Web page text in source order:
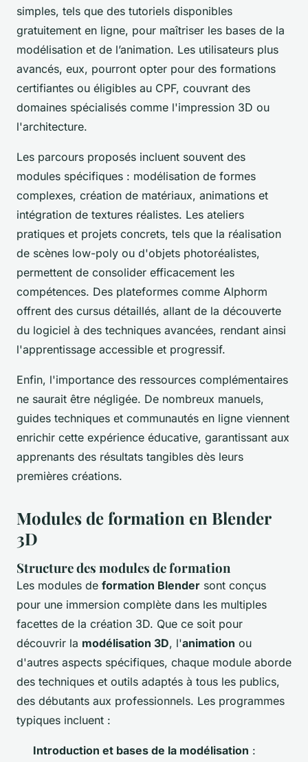
simples, tels que des tutoriels disponibles
gratuitement en ligne, pour maîtriser les bases de la
modélisation et de l’animation. Les utilisateurs plus
avancés, eux, pourront opter pour des formations
certifiantes ou éligibles au CPF, couvrant des
domaines spécialisés comme l'impression 3D ou
l'architecture.
Les parcours proposés incluent souvent des
modules spécifiques : modélisation de formes
complexes, création de matériaux, animations et
intégration de textures réalistes. Les ateliers
pratiques et projets concrets, tels que la réalisation
de scènes low-poly ou d'objets photoréalistes,
permettent de consolider efficacement les
compétences. Des plateformes comme Alphorm
offrent des cursus détaillés, allant de la découverte
du logiciel à des techniques avancées, rendant ainsi
l'apprentissage accessible et progressif.
Enfin, l'importance des ressources complémentaires
ne saurait être négligée. De nombreux manuels,
guides techniques et communautés en ligne viennent
enrichir cette expérience éducative, garantissant aux
apprenants des résultats tangibles dès leurs
premières créations.
Modules de formation en Blender
3D
Structure des modules de formation
Les modules de formation Blender sont conçus
pour une immersion complète dans les multiples
facettes de la création 3D. Que ce soit pour
découvrir la modélisation 3D, l'animation ou
d'autres aspects spécifiques, chaque module aborde
des techniques et outils adaptés à tous les publics,
des débutants aux professionnels. Les programmes
typiques incluent :
Introduction et bases de la modélisation :